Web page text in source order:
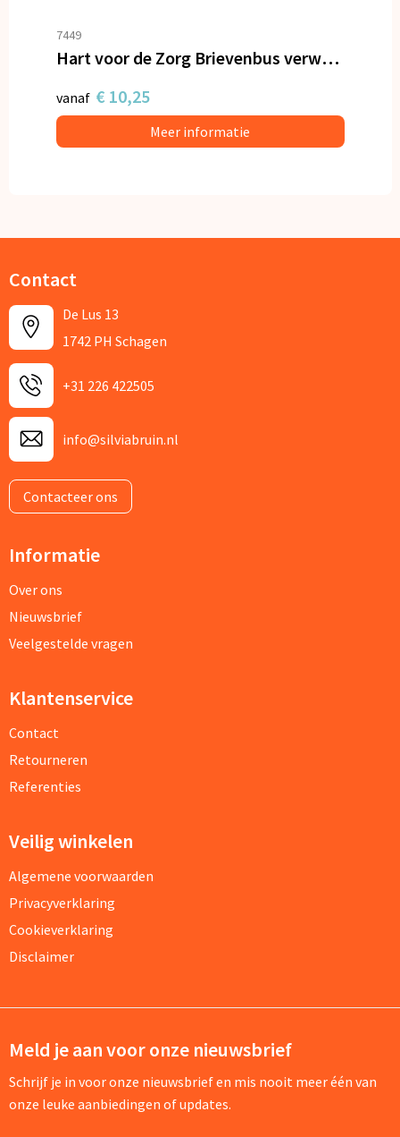
7449
Hart voor de Zorg Brievenbus verwenpakket
vanaf € 10,25
Meer informatie
Contact
De Lus 13
1742 PH Schagen
+31 226 422505
info@silviabruin.nl
Contacteer ons
Informatie
Over ons
Nieuwsbrief
Veelgestelde vragen
Klantenservice
Contact
Retourneren
Referenties
Veilig winkelen
Algemene voorwaarden
Privacyverklaring
Cookieverklaring
Disclaimer
Meld je aan voor onze nieuwsbrief
Schrijf je in voor onze nieuwsbrief en mis nooit meer één van
onze leuke aanbiedingen of updates.